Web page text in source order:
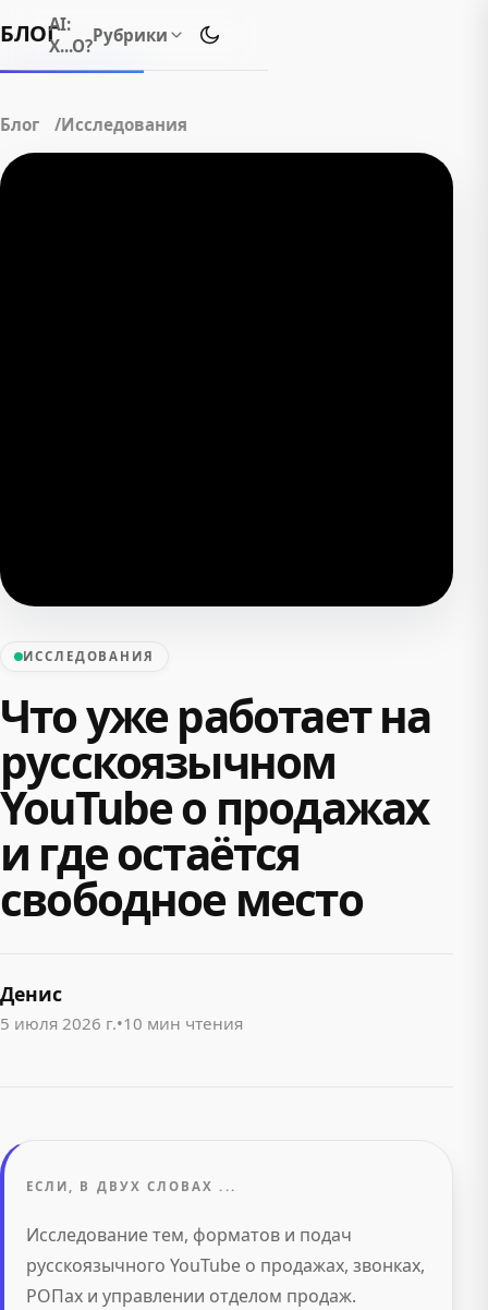
БЛОГAI:
Х...О?Рубрики Переключить тему оформления
Блог Исследования
ИССЛЕДОВАНИЯ
Что уже работает на
русскоязычном
YouTube о продажах
и где остаётся
свободное место
Денис
5 июля 2026 г.•10 мин чтения
ЕСЛИ, В ДВУХ СЛОВАХ ...
Исследование тем, форматов и подач
русскоязычного YouTube о продажах, звонках,
РОПах и управлении отделом продаж.